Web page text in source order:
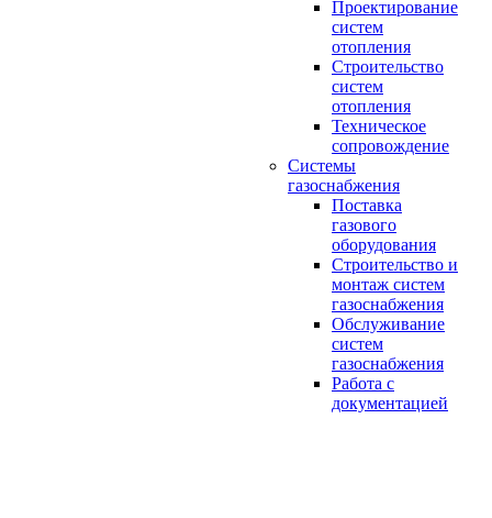
Проектирование
систем
отопления
Строительство
систем
отопления
Техническое
сопровождение
Системы
газоснабжения
Поставка
газового
оборудования
Строительство и
монтаж систем
газоснабжения
Обслуживание
систем
газоснабжения
Работа с
документацией